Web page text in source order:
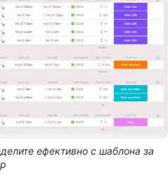
ефективно с шаблона за